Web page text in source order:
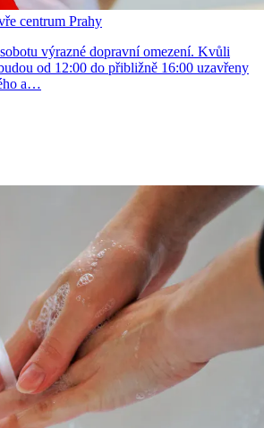
centrum Prahy
výrazné dopravní omezení. Kvůli
od 12:00 do přibližně 16:00 uzavřeny
a…